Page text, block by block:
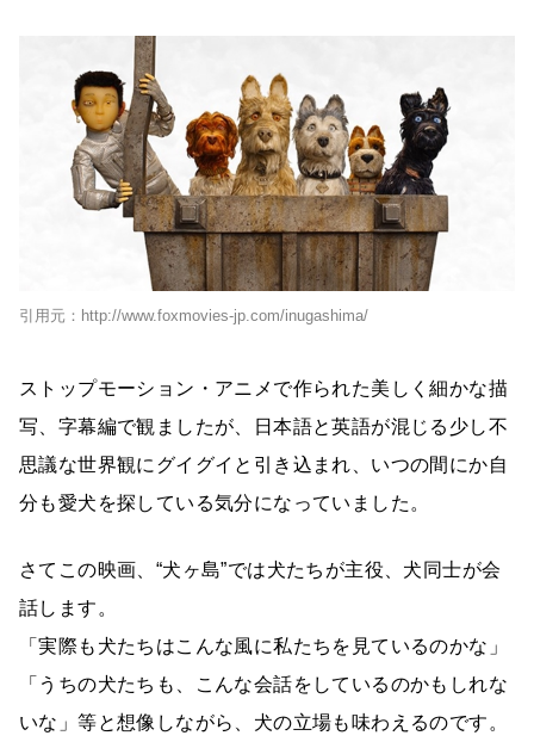
引用元：http://www.foxmovies-jp.com/inugashima/
ストップモーション・アニメで作られた美しく細かな描
写、字幕編で観ましたが、日本語と英語が混じる少し不
思議な世界観にグイグイと引き込まれ、いつの間にか自
分も愛犬を探している気分になっていました。
さてこの映画、“犬ヶ島”では犬たちが主役、犬同士が会
話します。
「実際も犬たちはこんな風に私たちを見ているのかな」
「うちの犬たちも、こんな会話をしているのかもしれな
いな」等と想像しながら、犬の立場も味わえるのです。